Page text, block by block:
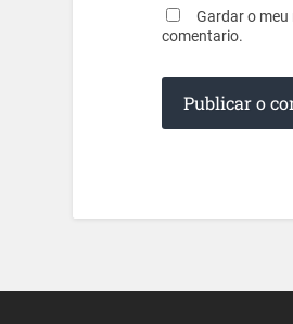
Gardar o
comentario.